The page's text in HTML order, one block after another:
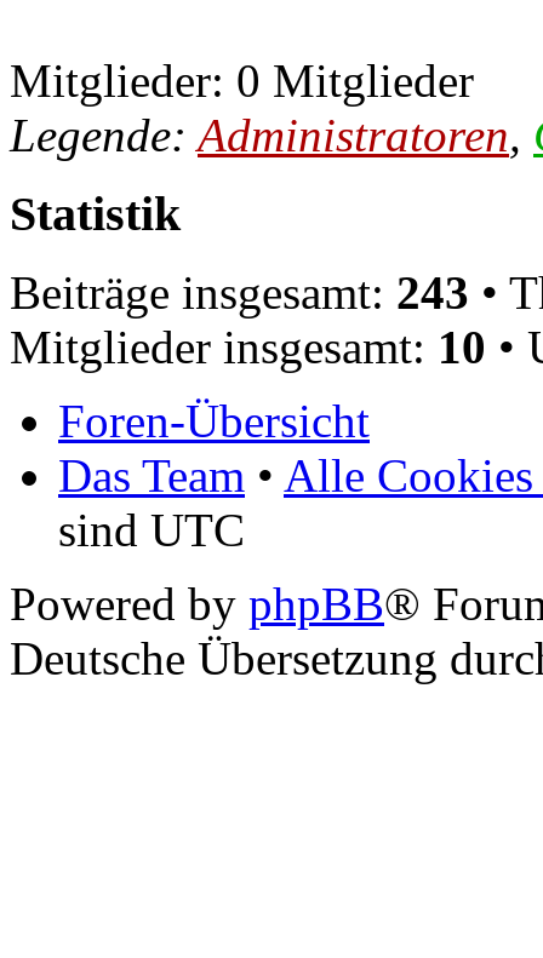
Mitglieder: 0 Mitglieder
Legende:Administratoren,
Statistik
Beiträge insgesamt: 243 •
Mitglieder insgesamt: 10 •
Foren-Übersicht
Das Team • Alle Cookies
sind UTC
Powered by phpBB®
Deutsche Übersetzung